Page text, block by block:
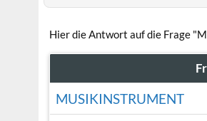
Hier die Antwort auf die Frage
MUSIKINSTRUMENT